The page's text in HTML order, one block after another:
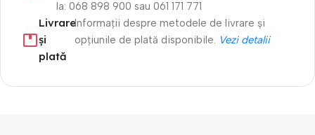
la: 068 898 900 sau 061 171 771
Livrare
și
plată
Informații despre metodele de livrare și
opțiunile de plată disponibile. Vezi detalii